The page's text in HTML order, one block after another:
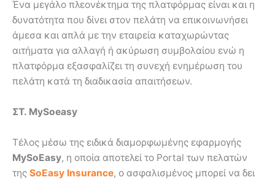
Ένα μεγάλο πλεονέκτημα της πλατφόρμας είναι και η
δυνατότητα που δίνει στον πελάτη να επικοινωνήσει
άμεσα και απλά με την εταιρεία καταχωρώντας
αιτήματα για αλλαγή ή ακύρωση συμβολαίου ενώ η
πλατφόρμα εξασφαλίζει τη συνεχή ενημέρωση του
πελάτη κατά τη διαδικασία απαιτήσεων.
ΣΤ. MySoeasy
Τέλος μέσω της ειδικά διαμορφωμένης εφαρμογής
MySoEasy, η οποία αποτελεί το Portal των πελατών
της SoEasy Insurance, ο ασφαλισμένος μπορεί να δει